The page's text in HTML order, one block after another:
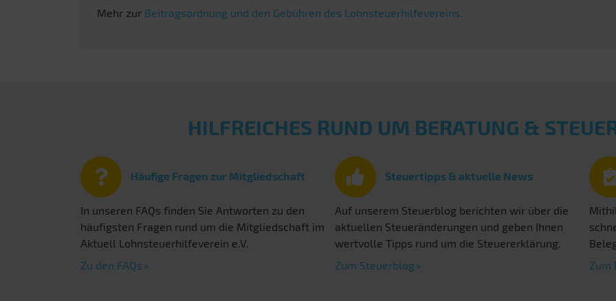
Mehr zur Beitragsordnung und den Gebühren des Lohnsteuerhilfevereins.
HILFREICHES RUND UM BERATUNG &
Häufige Fragen zur Mitgliedschaft
In unseren FAQs finden Sie Antworten zu den
häufigsten Fragen rund um die Mitgliedschaft im
Aktuell Lohnsteuerhilfeverein e.V.
Zu den FAQs
Steuertipps & aktuelle News
Auf unserem Steuerblog berichten wir über die
aktuellen Steueränderungen und geben Ihnen
wertvolle Tipps rund um die Steuererklärung.
Zum Steuerblog
Zum